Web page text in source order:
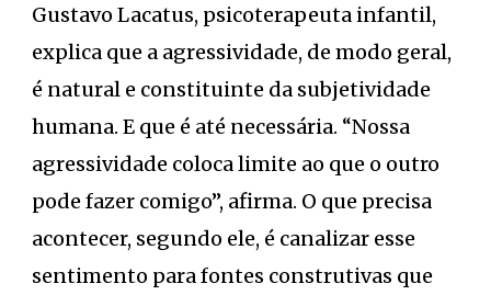
Gustavo Lacatus, psicoterapeuta infantil,
explica que a agressividade, de modo geral,
é natural e constituinte da subjetividade
humana. E que é até necessária. “Nossa
agressividade coloca limite ao que o outro
pode fazer comigo”, afirma. O que precisa
acontecer, segundo ele, é canalizar esse
sentimento para fontes construtivas que